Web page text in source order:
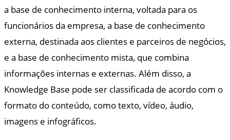
a base de conhecimento interna, voltada para os
funcionários da empresa, a base de conhecimento
externa, destinada aos clientes e parceiros de negócios,
e a base de conhecimento mista, que combina
informações internas e externas. Além disso, a
Knowledge Base pode ser classificada de acordo com o
formato do conteúdo, como texto, vídeo, áudio,
imagens e infográficos.